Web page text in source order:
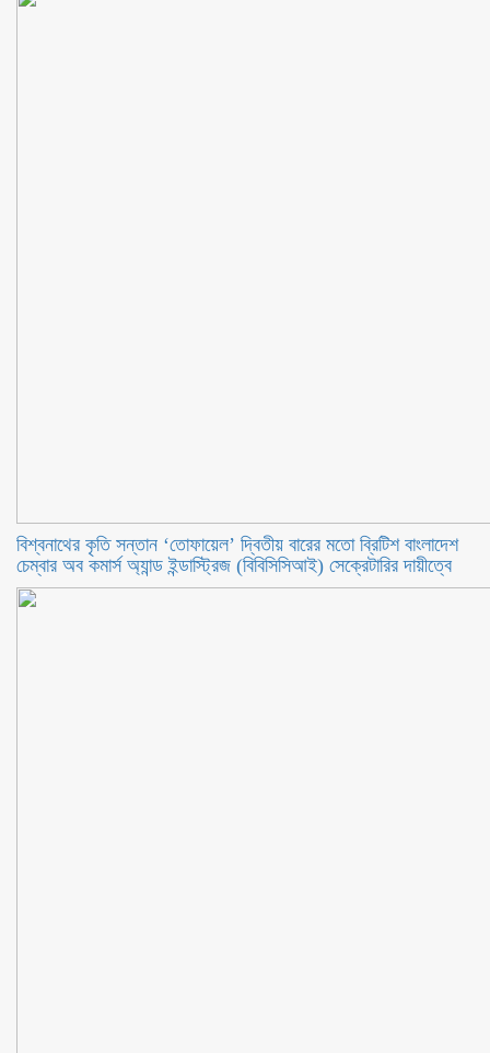
বিশ্বনাথের কৃতি সন্তান ‘তোফায়েল’ দ্বিতীয় বারের মতো ব্রিটিশ বাংলাদেশ
চেম্বার অব কমার্স অ্যান্ড ইন্ডাস্ট্রিজ (বিবিসিসিআই) সেক্রেটারির দায়ীত্বে